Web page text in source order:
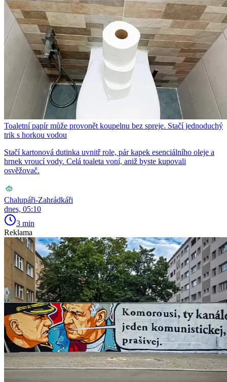
Toaletní papír může provonět koupelnu bez spreje. Stačí jednoduchý
trik s horkou vodou
Stačí kartonová dutinka uvnitř role, pár kapek esenciálního oleje a
hrnek vroucí vody. Celá toaleta voní, aniž byste kupovali
osvěžovač.
Chalupáři-Zahrádkáři
dnes, 05:10
3 min
Reklama